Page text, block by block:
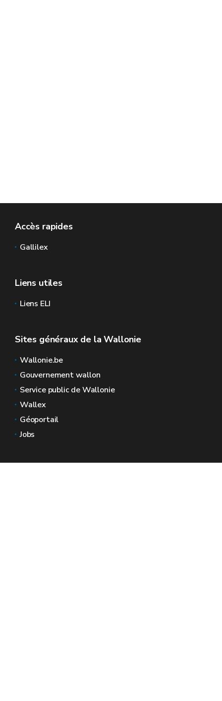
Accès rapides
Gallilex
Liens utiles
Liens ELI
Sites généraux de la Wallonie
Wallonie.be
Gouvernement wallon
Service public de Wallonie
Wallex
Géoportail
Jobs